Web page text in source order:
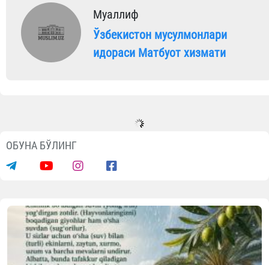
Муаллиф
Ўзбекистон мусулмонлари
идораси Матбуот хизмати
ОБУНА БЎЛИНГ